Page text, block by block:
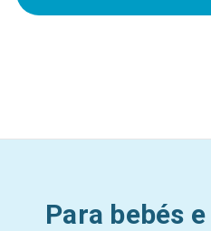
Para bebés